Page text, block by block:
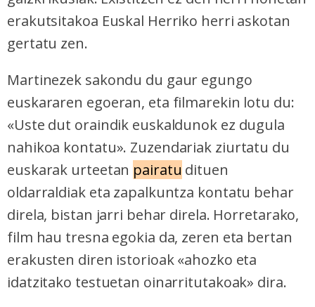
erakutsitakoa Euskal Herriko herri askotan
gertatu zen.
Martinezek sakondu du gaur egungo
euskararen egoeran, eta filmarekin lotu du:
«Uste dut oraindik euskaldunok ez dugula
nahikoa kontatu». Zuzendariak ziurtatu du
euskarak urteetan pairatu dituen
oldarraldiak eta zapalkuntza kontatu behar
direla, bistan jarri behar direla. Horretarako,
film hau tresna egokia da, zeren eta bertan
erakusten diren istorioak «ahozko eta
idatzitako testuetan oinarritutakoak» dira.